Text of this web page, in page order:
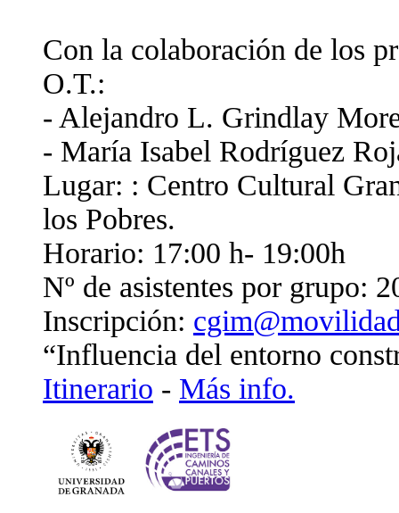
Con la colaboración de los
O.T.:
- Alejandro L. Grindlay
- María Isabel Rodríguez
Lugar: : Centro Cultural
los Pobres.
Horario: 17:00 h- 19:00h
Nº de asistentes por grupo:
Inscripción:
“Influencia del entorno
Itinerario - Más info.